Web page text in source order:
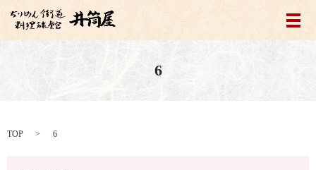
メ
6
TOP 6